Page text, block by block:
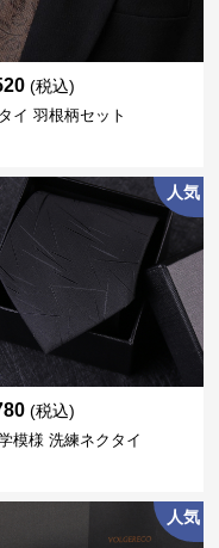
(税込)
イ 羽根柄セット
人気
(税込)
模様 洗練ネクタイ
人気